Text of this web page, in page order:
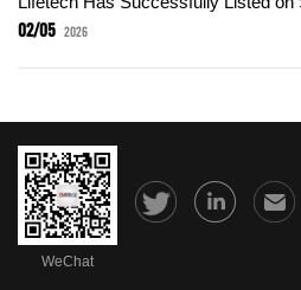
02/05 2026
WeChat